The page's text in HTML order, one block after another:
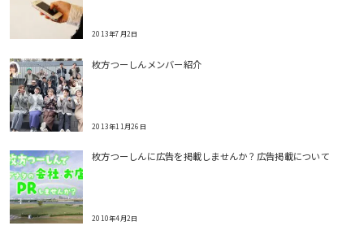
2013年7月2日
枚方つーしんメンバー紹介
2013年11月26日
枚方つーしんに広告を掲載しませんか？広告掲載について
2010年4月2日